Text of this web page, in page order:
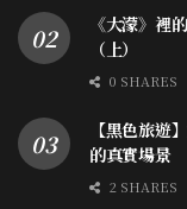
《大濛》裡
（上）
0 SHARES
【黑色旅遊
的真實場景
2 SHARES